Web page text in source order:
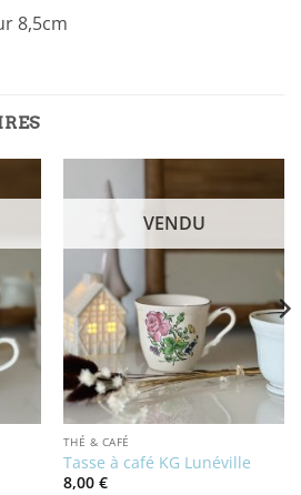
8,5cm
VENDU
THÉ & CAFÉ
Tasse à café KG Lunéville
8,00 €